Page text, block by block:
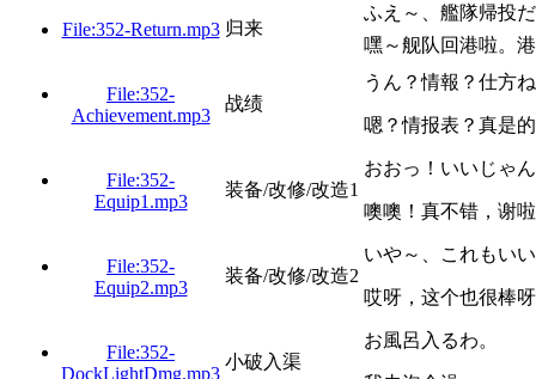
File:352-Return.mp3 归来
ふえ～、艦隊帰投
嘿～舰队回港啦。
File:352-
Achievement.mp3
战绩
うん？情報？仕方
嗯？情报表？真是
File:352-
Equip1.mp3
装备/改修/改造1
おおっ！いいじゃ
噢噢！真不错，谢
File:352-
Equip2.mp3
装备/改修/改造2
いや～、これもい
哎呀，这个也很棒
File:352-
DockLightDmg.mp3
小破入渠
お風呂入るわ。